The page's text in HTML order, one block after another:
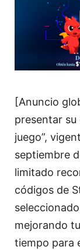
[Anuncio
presentar su
juego”,
septiembre
limitado
códigos de
mejorando
tiempo para